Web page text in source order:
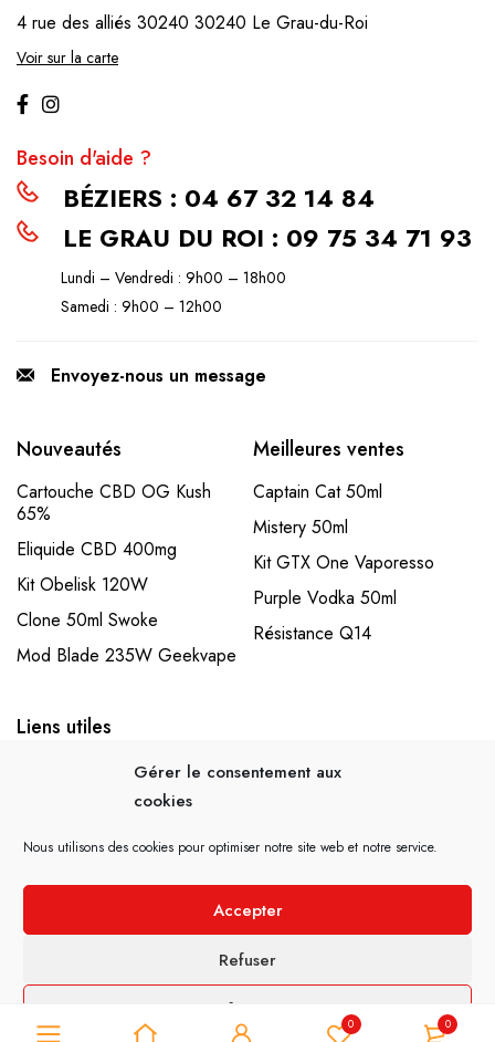
Gérer le consentement aux
cookies
Nous utilisons des cookies pour optimiser notre site web et notre service.
Accepter
Refuser
Préférences
0 0
4 rue des alliés 30240 30240 Le Grau-du-Roi
Voir sur la carte
Besoin d'aide ?
BÉZIERS : 04 67 32 14 84
LE GRAU DU ROI : 09 75 34 71 93
Lundi – Vendredi : 9h00 – 18h00
Samedi : 9h00 – 12h00
Envoyez-nous un message
Nouveautés
Cartouche CBD OG Kush
65%
Eliquide CBD 400mg
Kit Obelisk 120W
Clone 50ml Swoke
Mod Blade 235W Geekvape
Meilleures ventes
Captain Cat 50ml
Mistery 50ml
Kit GTX One Vaporesso
Purple Vodka 50ml
Résistance Q14
Liens utiles
Mon compte
Mentions légales
Politique de confidentialité
© 2021 Cig Concept. Site réalisé parGuard Informatique